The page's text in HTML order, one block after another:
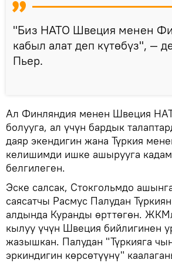
"Биз НАТО Швеция менен
кабыл алат деп күтөбүз", —
Пьер.
Ал Финляндия менен Швеция
болууга, ал үчүн бардык
даяр экендигин жана Түркия
келишимди ишке ашырууга
белгилеген.
Эске салсак, Стокгольмдо
саясатчы Расмус Палудан
алдында Куранды өрттөгөн.
кылуу үчүн Швеция бийлигинен
жазышкан. Палудан "Түркияга
эркиндигин көрсөтүүнү"